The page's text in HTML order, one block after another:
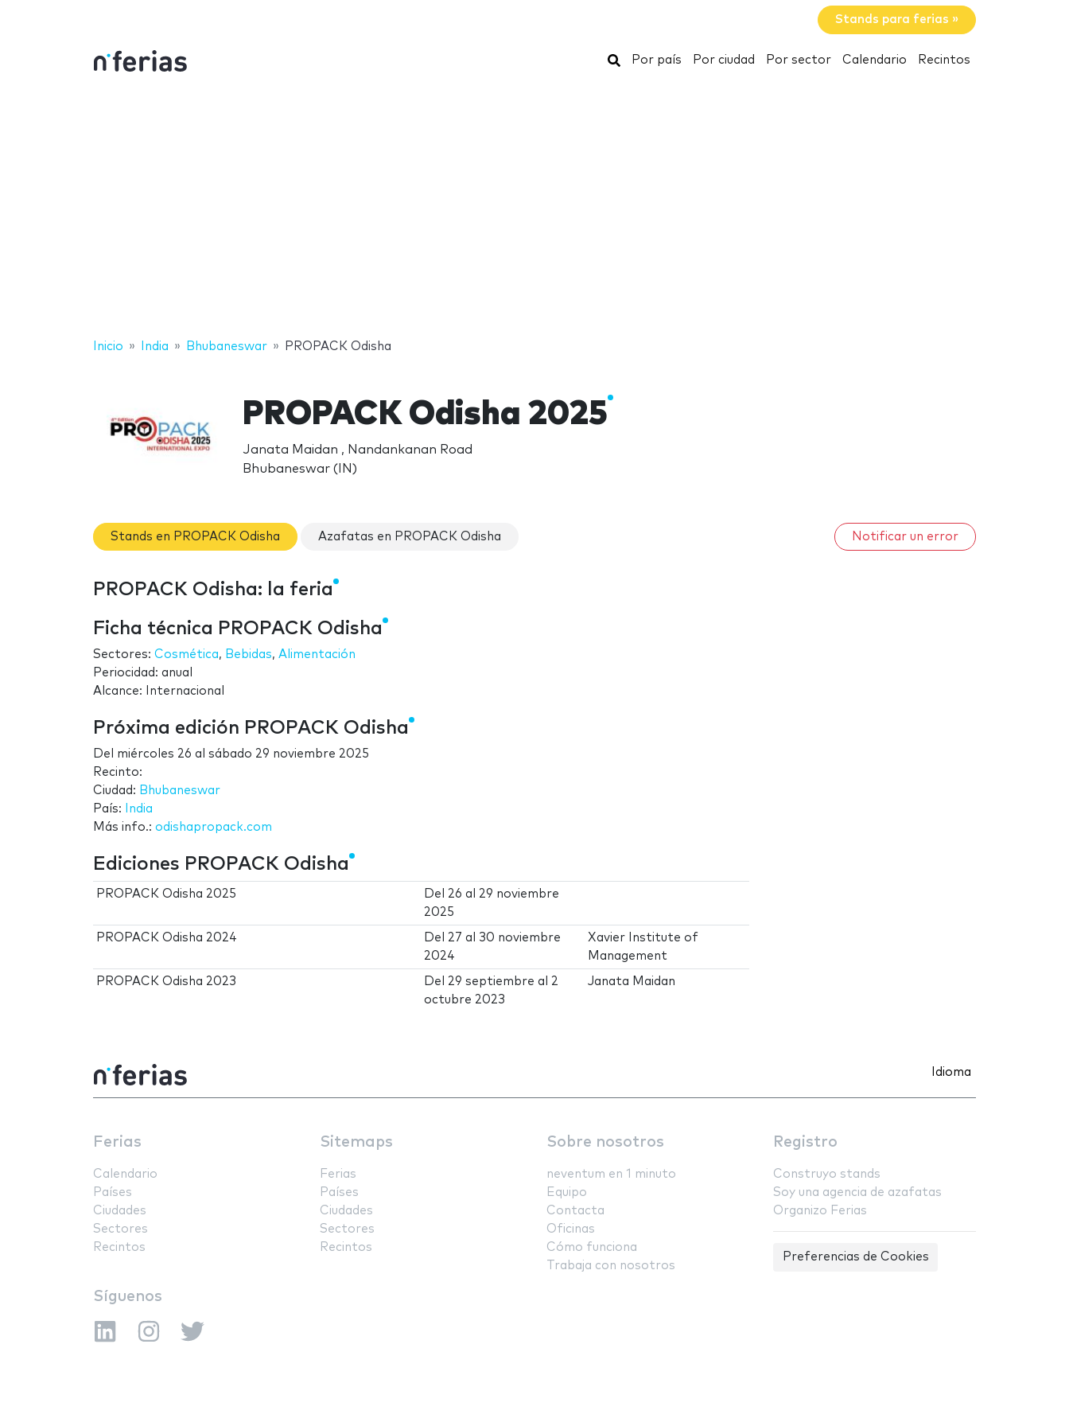
Stands para ferias »
Buscar
Por país Por ciudad Por sector Calendario Recintos
Inicio India Bhubaneswar PROPACK Odisha
PROPACK Odisha 2025
Janata Maidan , Nandankanan Road
Bhubaneswar (IN)
Stands en PROPACK Odisha Azafatas en PROPACK Odisha Notificar un error
PROPACK Odisha: la feria
Ficha técnica PROPACK Odisha
Sectores: Cosmética, Bebidas, Alimentación
Periocidad: anual
Alcance: Internacional
Próxima edición PROPACK Odisha
Del miércoles 26 al sábado 29 noviembre 2025
Recinto:
Ciudad: Bhubaneswar
País:
India
Más info.: odishapropack.com
Ediciones PROPACK Odisha
PROPACK Odisha 2025 Del 26 al 29 noviembre
2025
PROPACK Odisha 2024 Del 27 al 30 noviembre
2024
Xavier Institute of
Management
PROPACK Odisha 2023 Del 29 septiembre al 2
octubre 2023
Janata Maidan
Idioma
Ferias
Calendario
Países
Ciudades
Sectores
Recintos
Sitemaps
Ferias
Países
Ciudades
Sectores
Recintos
Sobre nosotros
neventum en 1 minuto
Equipo
Contacta
Oficinas
Cómo funciona
Trabaja con nosotros
Registro
Construyo stands
Soy una agencia de azafatas
Organizo Ferias
Preferencias de Cookies
Síguenos